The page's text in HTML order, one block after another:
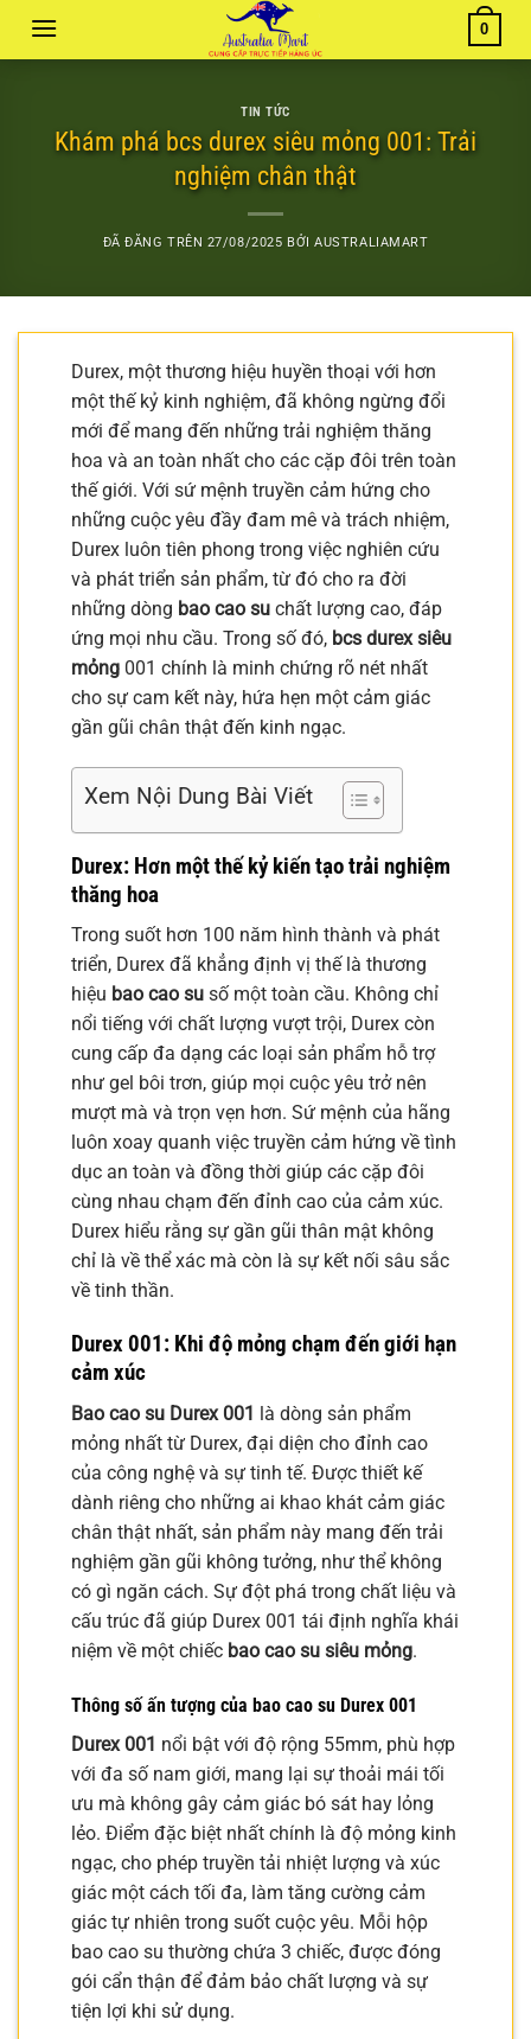
0
TIN TỨC
Khám phá bcs durex siêu mỏng 001: Trải
nghiệm chân thật
ĐÃ ĐĂNG TRÊN 27/08/2025 BỞIAUSTRALIAMART
Durex, một thương hiệu huyền thoại với hơn
một thế kỷ kinh nghiệm, đã không ngừng đổi
mới để mang đến những trải nghiệm thăng
hoa và an toàn nhất cho các cặp đôi trên toàn
thế giới. Với sứ mệnh truyền cảm hứng cho
những cuộc yêu đầy đam mê và trách nhiệm,
Durex luôn tiên phong trong việc nghiên cứu
và phát triển sản phẩm, từ đó cho ra đời
những dòng bao cao su chất lượng cao, đáp
ứng mọi nhu cầu. Trong số đó, bcs durex siêu
mỏng 001 chính là minh chứng rõ nét nhất
cho sự cam kết này, hứa hẹn một cảm giác
gần gũi chân thật đến kinh ngạc.
Xem Nội Dung Bài Viết
Durex: Hơn một thế kỷ kiến tạo trải nghiệm
thăng hoa
Trong suốt hơn 100 năm hình thành và phát
triển, Durex đã khẳng định vị thế là thương
hiệu bao cao su số một toàn cầu. Không chỉ
nổi tiếng với chất lượng vượt trội, Durex còn
cung cấp đa dạng các loại sản phẩm hỗ trợ
như gel bôi trơn, giúp mọi cuộc yêu trở nên
mượt mà và trọn vẹn hơn. Sứ mệnh của hãng
luôn xoay quanh việc truyền cảm hứng về tình
dục an toàn và đồng thời giúp các cặp đôi
cùng nhau chạm đến đỉnh cao của cảm xúc.
Durex hiểu rằng sự gần gũi thân mật không
chỉ là về thể xác mà còn là sự kết nối sâu sắc
về tinh thần.
Durex 001: Khi độ mỏng chạm đến giới hạn
cảm xúc
Bao cao su Durex 001 là dòng sản phẩm
mỏng nhất từ Durex, đại diện cho đỉnh cao
của công nghệ và sự tinh tế. Được thiết kế
dành riêng cho những ai khao khát cảm giác
chân thật nhất, sản phẩm này mang đến trải
nghiệm gần gũi không tưởng, như thể không
có gì ngăn cách. Sự đột phá trong chất liệu và
cấu trúc đã giúp Durex 001 tái định nghĩa khái
niệm về một chiếc bao cao su siêu mỏng.
Thông số ấn tượng của bao cao su Durex 001
Durex 001 nổi bật với độ rộng 55mm, phù hợp
với đa số nam giới, mang lại sự thoải mái tối
ưu mà không gây cảm giác bó sát hay lỏng
lẻo. Điểm đặc biệt nhất chính là độ mỏng kinh
ngạc, cho phép truyền tải nhiệt lượng và xúc
giác một cách tối đa, làm tăng cường cảm
giác tự nhiên trong suốt cuộc yêu. Mỗi hộp
bao cao su thường chứa 3 chiếc, được đóng
gói cẩn thận để đảm bảo chất lượng và sự
tiện lợi khi sử dụng.